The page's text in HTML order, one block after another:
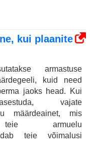
kui plaanite
armastuse
kuid need
jaoks head. Kui
vajate
määrdeainet, mis
armuelu
teie võimalusi